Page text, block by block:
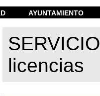
AYUNTAMIENTO
licencias